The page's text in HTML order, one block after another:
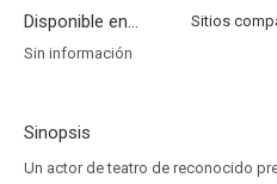
Disponible en...
Sin información
Sinopsis
Un actor de teatro de reconocido